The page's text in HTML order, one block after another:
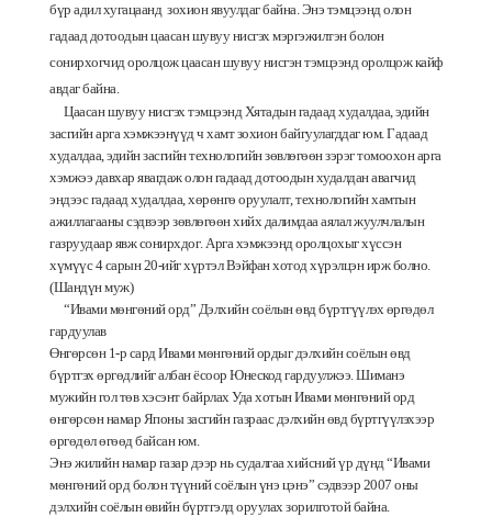
бүр адил хугацаанд зохион явуулдагбайна.Энэ тэмцээнд олон
гадаад дотоодынцаасан шувуу нисгэхмэргэжилтэнболон
сонирхогчид оролцожцаасан шувуу нисгэнтэмцээнд оролцож кайф
авдагбайна.
Цаасан шувуу нисгэхтэмцээнд Хятадын гадаад худалдаа,эдийн
засгийнарга хэмжээнүүд ч хамт зохионбайгуулагддагюм.Гадаад
худалдаа,эдийнзасгийнтехнологийнзөвлөгөөнзэрэгтомоохон арга
хэмжээ давхар явагдажолон гадаад дотоодын худалданавагчид
эндээс гадаад худалдаа,хөрөнгө оруулалт,технологийнхамтын
ажиллагаанысэдвээр зөвлөгөөнхийх далимдаааялалжуулчлалын
газруудаар явж сонирхдог.Арга хэмжээнд оролцохыгхүссэн
хүмүүс4сарын20-ийгхүртэл Вэйфанхотод хүрэлцэн ирж болно.
(Шандүнмуж)
“Ивами мөнгөнийорд” Дэлхийн соёлынөвд бүртгүүлэх өргөдөл
гардуулав
Өнгөрсөн1-р сард Ивамимөнгөний ордыг дэлхийн соёлынөвд
бүртгэхөргөдлийгалбанёсоор Юнескод гардуулжээ.Шиманэ
мужийн гол төв хэсэнтбайрлахУдахотынИвамимөнгөний орд
өнгөрсөн намар Японы засгийн газраас дэлхийн өвд бүртгүүлэхээр
өргөдөлөгөөд байсан юм.
Энэ жилийн намар газар дээр нь судалгаахийснийүр дүнд “Ивами
мөнгөний орд болон түүнийсоёлын үнэ цэнэ” сэдвээр 2007 оны
дэлхийнсоёлын өвийн бүртгэлд оруулахзорилготой байна.